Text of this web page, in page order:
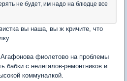
не будет, им надо на блюдце все
вы наша, вы ж кричите, что
фиолетово на проблемы
бабки с нелегалов-ремонтников и
коммуналкой.